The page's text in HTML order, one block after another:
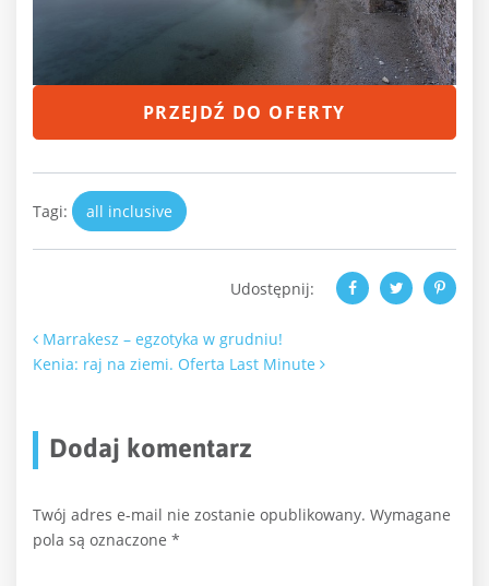
PRZEJDŹ DO OFERTY
Tagi: all inclusive
Udostępnij:
Nawigacja po artykułach
Marrakesz – egzotyka w grudniu!
Kenia: raj na ziemi. Oferta Last Minute
Dodaj komentarz
Twój adres e-mail nie zostanie opublikowany. Wymagane
pola są oznaczone *